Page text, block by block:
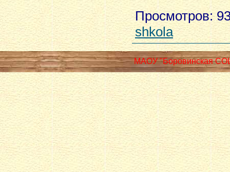
Просмотров:
shkola
МАОУ "Боровинская